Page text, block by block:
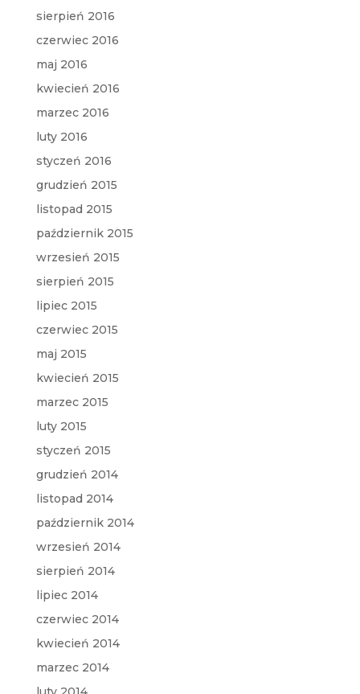
sierpień 2016
czerwiec 2016
maj 2016
kwiecień 2016
marzec 2016
luty 2016
styczeń 2016
grudzień 2015
listopad 2015
październik 2015
wrzesień 2015
sierpień 2015
lipiec 2015
czerwiec 2015
maj 2015
kwiecień 2015
marzec 2015
luty 2015
styczeń 2015
grudzień 2014
listopad 2014
październik 2014
wrzesień 2014
sierpień 2014
lipiec 2014
czerwiec 2014
kwiecień 2014
marzec 2014